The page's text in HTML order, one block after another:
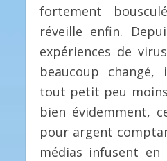
fortement
réveille enfin.
expériences de
beaucoup
tout petit peu
bien évidemment,
pour argent
médias infusent en